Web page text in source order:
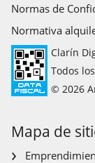
Normas de
Normativa
Clarín
Todos
© 2026
Mapa de